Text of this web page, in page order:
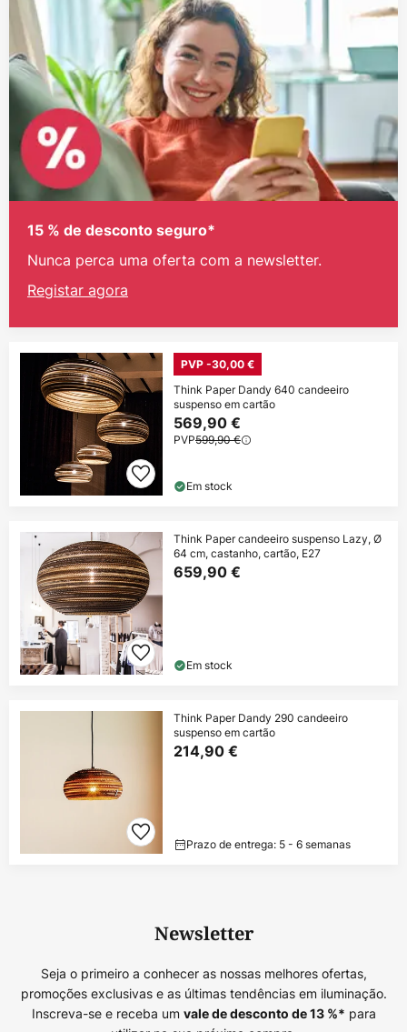
15 % de desconto seguro*
Nunca perca uma oferta com a newsletter.
Registar agora
PVP -30,00 €
Think Paper Dandy 640 candeeiro
suspenso em cartão
569,90 €
PVP599,90 €
Em stock
Think Paper candeeiro suspenso Lazy, Ø
64 cm, castanho, cartão, E27
659,90 €
Em stock
Think Paper Dandy 290 candeeiro
suspenso em cartão
214,90 €
Prazo de entrega: 5 - 6 semanas
Newsletter
Seja o primeiro a conhecer as nossas melhores ofertas,
promoções exclusivas e as últimas tendências em iluminação.
Inscreva-se e receba um vale de desconto de13%* para